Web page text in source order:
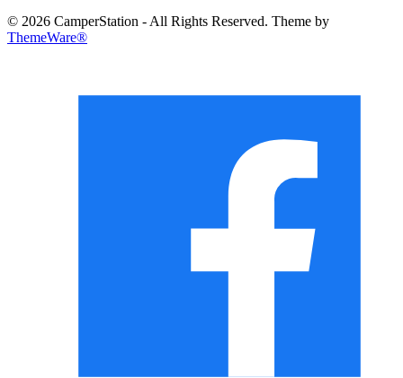
© 2026 CamperStation - All Rights Reserved. Theme by
ThemeWare®